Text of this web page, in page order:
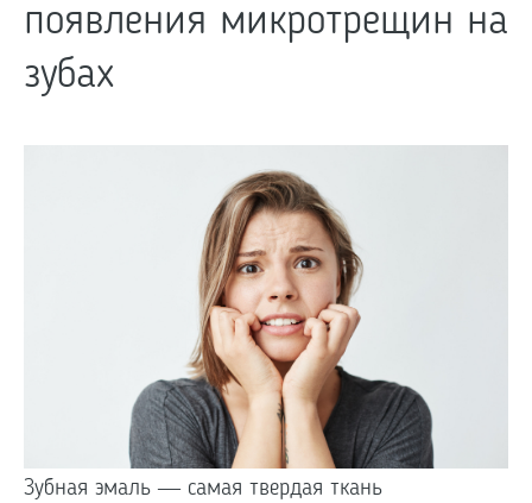
появления микротрещин на
зубах
Зубная эмаль — самая твердая ткань